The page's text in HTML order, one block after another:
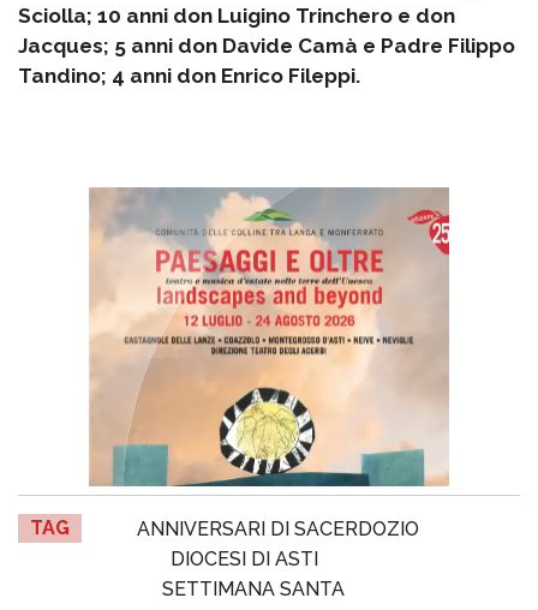
Sciolla; 10 anni don Luigino Trinchero e don
Jacques; 5 anni don Davide Camà e Padre Filippo
Tandino; 4 anni don Enrico Fileppi.
TAG
ANNIVERSARI DI SACERDOZIO
DIOCESI DI ASTI
SETTIMANA SANTA